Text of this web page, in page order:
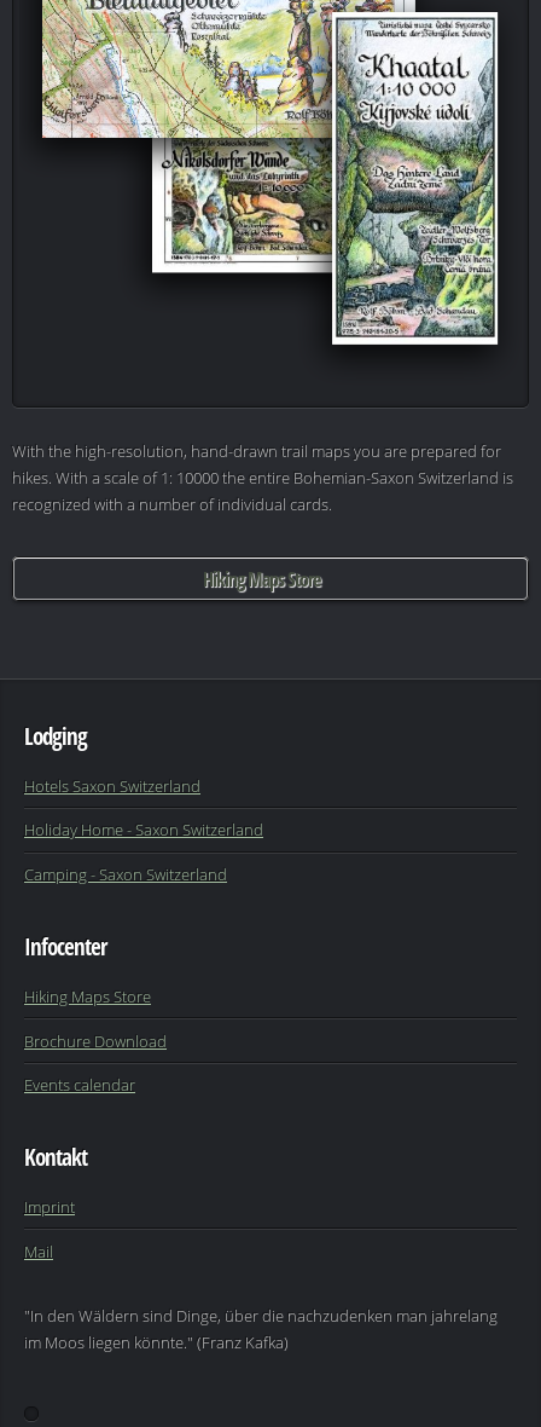
With the high-resolution, hand-drawn trail maps you are prepared for
hikes. With a scale of 1: 10000 the entire Bohemian-Saxon Switzerland is
recognized with a number of individual cards.
Hiking Maps Store
Lodging
Hotels Saxon Switzerland
Holiday Home - Saxon Switzerland
Camping - Saxon Switzerland
Infocenter
Hiking Maps Store
Brochure Download
Events calendar
Kontakt
Imprint
Mail
"In den Wäldern sind Dinge, über die nachzudenken man jahrelang
im Moos liegen könnte." (Franz Kafka)